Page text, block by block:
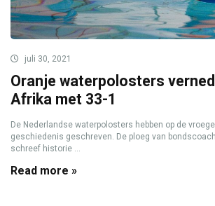
juli 30, 2021
Oranje waterpolosters
Afrika met 33-1
De Nederlandse waterpolosters hebben op de
geschiedenis geschreven. De ploeg van
schreef historie ...
Read more »